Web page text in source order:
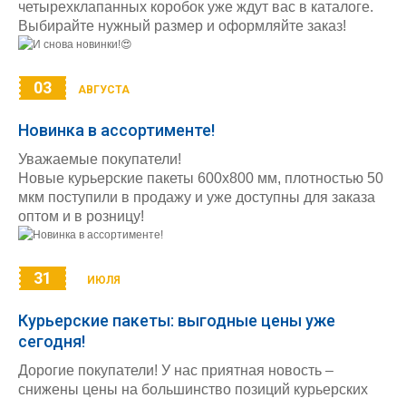
четырехклапанных коробок уже ждут вас в каталоге.
Выбирайте нужный размер и оформляйте заказ!
03 АВГУСТА
Новинка в ассортименте!
Уважаемые покупатели!
Новые курьерские пакеты 600х800 мм, плотностью 50
мкм поступили в продажу и уже доступны для заказа
оптом и в розницу!
31 ИЮЛЯ
Курьерские пакеты: выгодные цены уже
сегодня!
Дорогие покупатели! У нас приятная новость –
снижены цены на большинство позиций курьерских